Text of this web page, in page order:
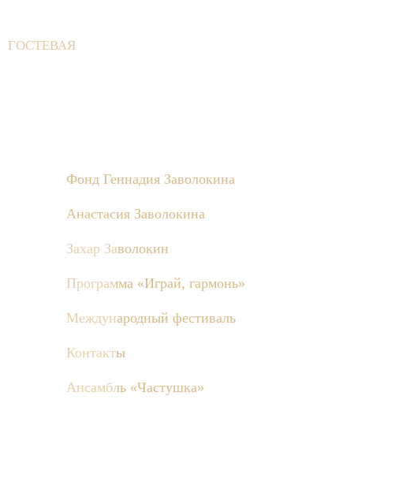
ГОСТЕВАЯ
Фонд Геннадия Заволокина
Анастасия Заволокина
Захар Заволокин
Программа «Играй, гармонь»
Международный фестиваль
Контакты
Ансамбль «Частушка»